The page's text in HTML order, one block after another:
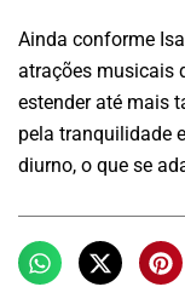
Ainda conforme
atrações musicais
estender até mais
pela tranquilidade
diurno, o que se